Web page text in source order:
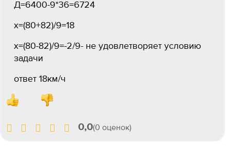
Д=6400-9*36=6724
х=(80+82)/9=18
х=(80-82)/9=-2/9- не удовлетворяет условию
задачи
ответ 18км/ч
0,0(0 оценок)